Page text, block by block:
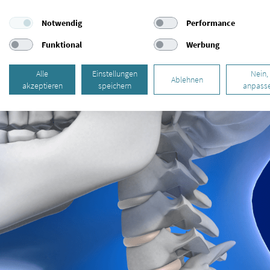
Notwendig
Performance
Funktional
Werbung
Alle
akzeptieren
Einstellungen
speichern
Ablehnen
Nein,